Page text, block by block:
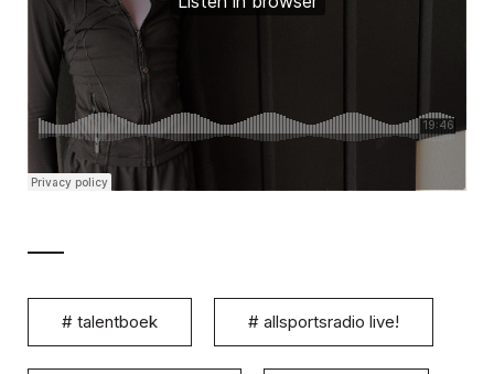
# talentboek # allsportsradio live!